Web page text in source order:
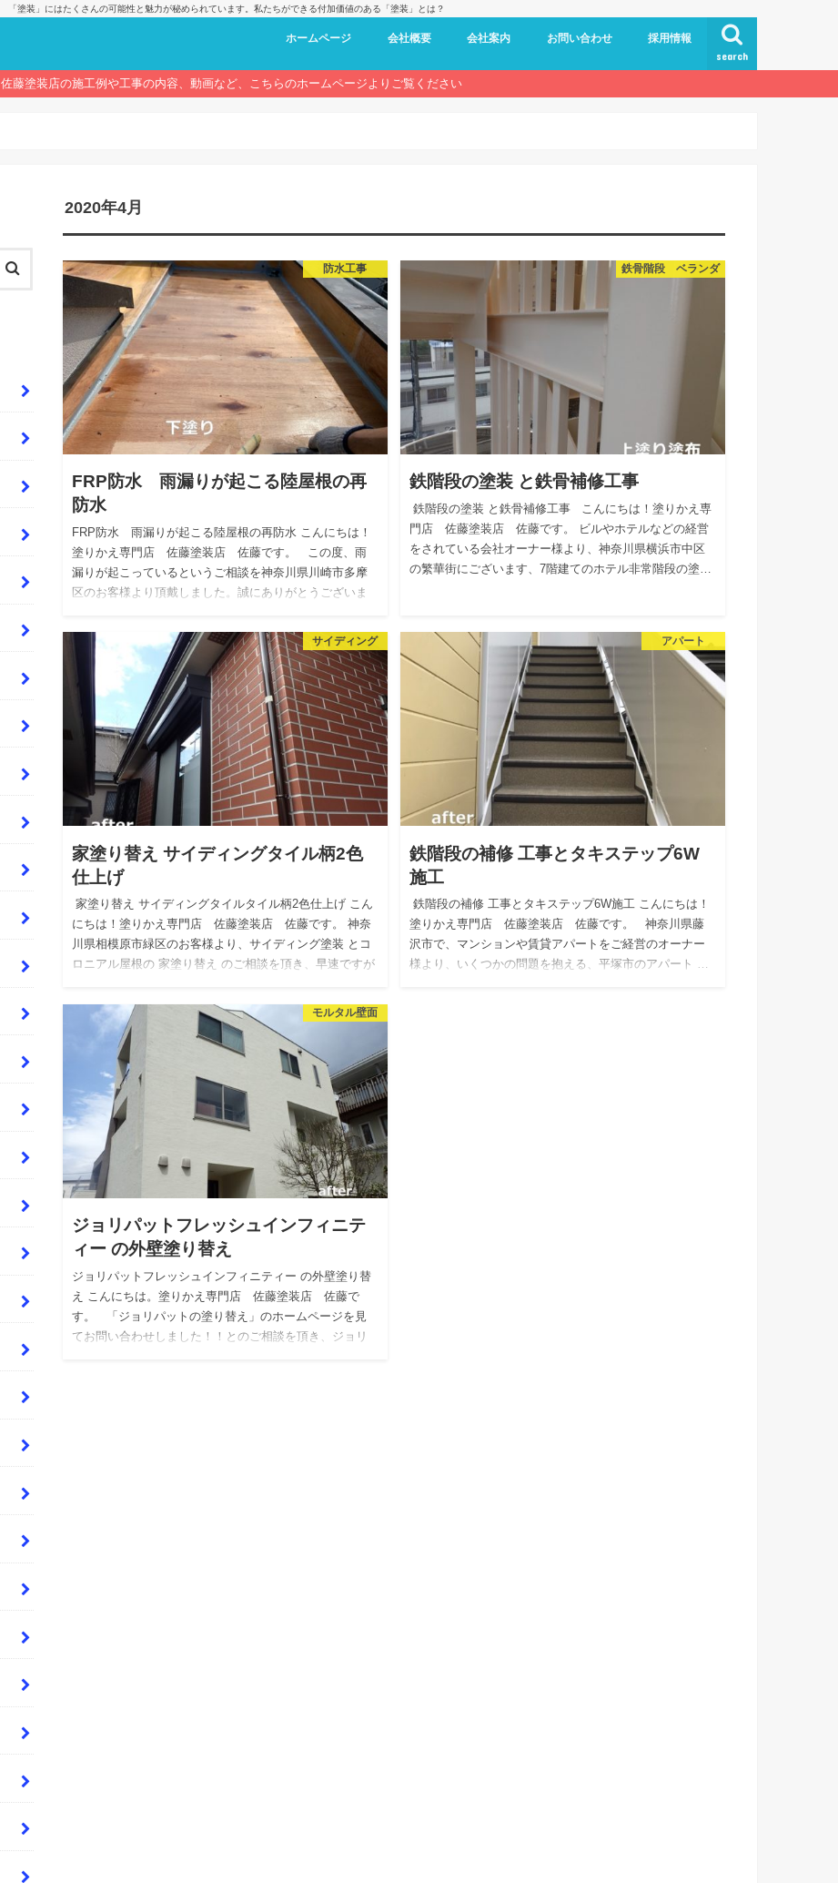
「塗装」にはたくさんの可能性と魅力が秘められています。私たちができる付加価値のある「塗装」とは？
search
ホームページ 会社概要 会社案内 お問い合わせ 採用情報
佐藤塗装店の施工例や工事の内容、動画など、こちらのホームページよりご覧ください
2020年4月
防水工事
FRP防水 雨漏りが起こる陸屋根の再
防水
FRP防水 雨漏りが起こる陸屋根の再防水 こんにちは！
塗りかえ専門店 佐藤塗装店 佐藤です。 この度、雨
漏りが起こっているというご相談を神奈川県川崎市多摩
区のお客様より頂戴しました。誠にありがとうございま
鉄骨階段 ベランダ
鉄階段の塗装 と鉄骨補修工事
鉄階段の塗装 と鉄骨補修工事 こんにちは！塗りかえ専
門店 佐藤塗装店 佐藤です。 ビルやホテルなどの経営
をされている会社オーナー様より、神奈川県横浜市中区
の繁華街にございます、7階建てのホテル非常階段の塗…
サイディング
家塗り替え サイディングタイル柄2色
仕上げ
家塗り替え サイディングタイルタイル柄2色仕上げ こん
にちは！塗りかえ専門店 佐藤塗装店 佐藤です。 神奈
川県相模原市緑区のお客様より、サイディング塗装 とコ
ロニアル屋根の 家塗り替え のご相談を頂き、早速ですが
アパート
鉄階段の補修 工事とタキステップ6W
施工
鉄階段の補修 工事とタキステップ6W施工 こんにちは！
塗りかえ専門店 佐藤塗装店 佐藤です。 神奈川県藤
沢市で、マンションや賃貸アパートをご経営のオーナー
様より、いくつかの問題を抱える、平塚市のアパート …
モルタル壁面
ジョリパットフレッシュインフィニテ
ィー の外壁塗り替え
ジョリパットフレッシュインフィニティー の外壁塗り替
え こんにちは。塗りかえ専門店 佐藤塗装店 佐藤で
す。 「ジョリパットの塗り替え」のホームページを見
てお問い合わせしました！！とのご相談を頂き、ジョリ